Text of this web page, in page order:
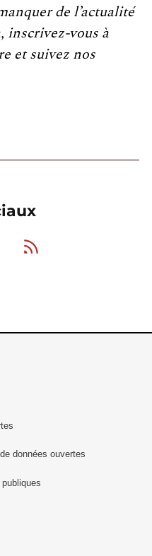
de l’actualité
inscrivez-vous à
et suivez nos
Github
données ouvertes